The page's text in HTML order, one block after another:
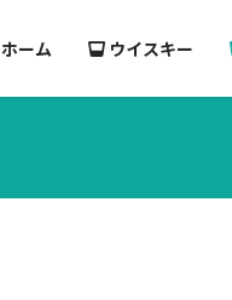
ホーム ウイスキー